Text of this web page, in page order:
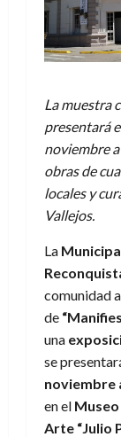
La muestra
presentará
noviembre
obras de
locales y
Vallejos.
La
comunidad
de
una
se
noviembre
en el
Arte “Julio